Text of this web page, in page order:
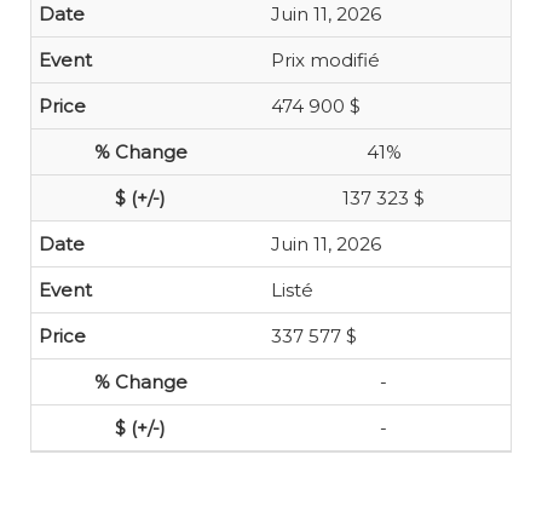
Juin 11, 2026
Prix modifié
474 900 $
41%
137 323 $
Juin 11, 2026
Listé
337 577 $
-
-